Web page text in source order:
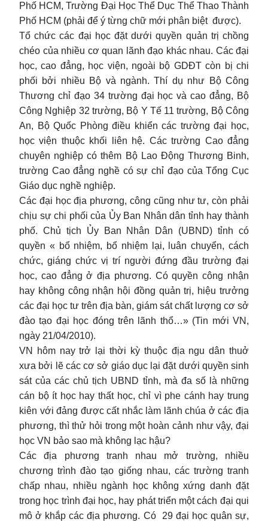
Phố HCM, Trường Đại Học Thể Dục Thể Thao Thành
Phố HCM (phải để ý từng chữ mới phân biệt được).
Tổ chức các đại học đặt dưới quyền quản trị chồng
chéo của nhiều cơ quan lãnh đạo khác nhau. Các đại
học, cao đẳng, học viện, ngoài bộ GDĐT còn bị chi
phối bởi nhiều Bộ và ngành. Thí dụ như Bộ Công
Thương chỉ đạo 34 trường đại học và cao đẳng, Bộ
Công Nghiệp 32 trường, Bộ Y Tế 11 trường, Bộ Công
An, Bộ Quốc Phòng điều khiển các trường đại học,
học viện thuộc khối liên hệ. Các trường Cao đẳng
chuyên nghiệp có thêm Bộ Lao Động Thương Binh,
trường Cao đẳng nghề có sự chỉ đạo của Tổng Cục
Giáo dục nghề nghiệp.
Các đại học địa phương, công cũng như tư, còn phải
chịu sự chi phối của Ủy Ban Nhân dân tỉnh hay thành
phố. Chủ tịch Ủy Ban Nhân Dân (UBND) tỉnh có
quyền « bổ nhiệm, bổ nhiệm lại, luân chuyển, cách
chức, giáng chức vị trí người đứng đầu trường đại
học, cao đẳng ở địa phương. Có quyền công nhận
hay không công nhận hội đồng quản trị, hiệu trưởng
các đại học tư trên địa bàn, giám sát chất lượng cơ sở
đào tạo đại học đóng trên lãnh thổ…» (Tin mới VN,
ngày 21/04/2010).
VN hôm nay trở lại thời kỳ thuộc địa ngu dân thuở
xưa bởi lẽ các cơ sở giáo dục lại đặt dưới quyền sinh
sát của các chủ tịch UBND tỉnh, mà đa số là những
cán bộ ít học hay thất học, chỉ vì phe cánh hay trung
kiên với đảng được cất nhắc làm lãnh chúa ở các địa
phương, thì thử hỏi trong một hoàn cảnh như vậy, đại
học VN bảo sao mà không lạc hậu?
Các địa phương tranh nhau mở trường, nhiều
chương trình đào tạo giống nhau, các trường tranh
chấp nhau, nhiều ngành học không xứng danh đặt
trong học trình đại học, hay phát triển một cách đại qui
mô ở khắp các địa phương. Có 29 đại học quân sự,